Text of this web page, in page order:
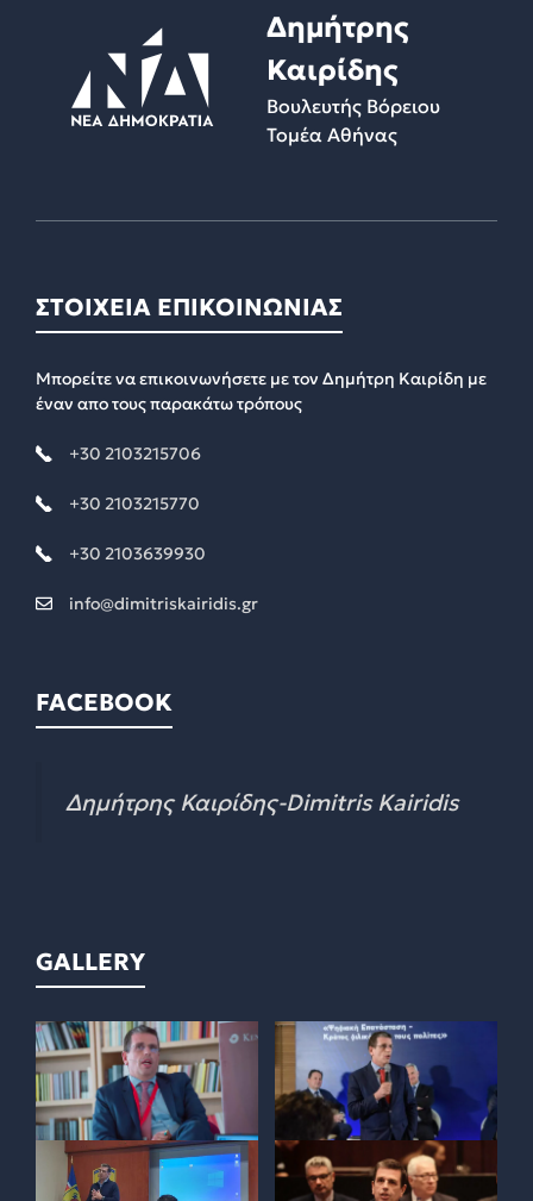
Δημήτρης
Καιρίδης
Βουλευτής Βόρειου
Τομέα Αθήνας
ΣΤΟΙΧΕΙΑ ΕΠΙΚΟΙΝΩΝΙΑΣ
Μπορείτε να επικοινωνήσετε με τον Δημήτρη Καιρίδη με
έναν απο τους παρακάτω τρόπους
+30 2103215706
+30 2103215770
+30 2103639930
info@dimitriskairidis.gr
FACEBOOK
Δημήτρης Καιρίδης-Dimitris Kairidis
GALLERY